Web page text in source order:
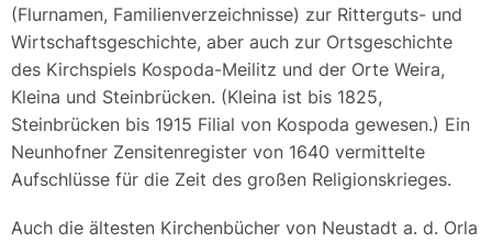
(Flurnamen, Familienverzeichnisse) zur Ritterguts- und
Wirtschaftsgeschichte, aber auch zur Ortsgeschichte
des Kirchspiels Kospoda-Meilitz und der Orte Weira,
Kleina und Steinbrücken. (Kleina ist bis 1825,
Steinbrücken bis 1915 Filial von Kospoda gewesen.) Ein
Neunhofner Zensitenregister von 1640 vermittelte
Aufschlüsse für die Zeit des großen Religionskrieges.
Auch die ältesten Kirchenbücher von Neustadt a. d. Orla